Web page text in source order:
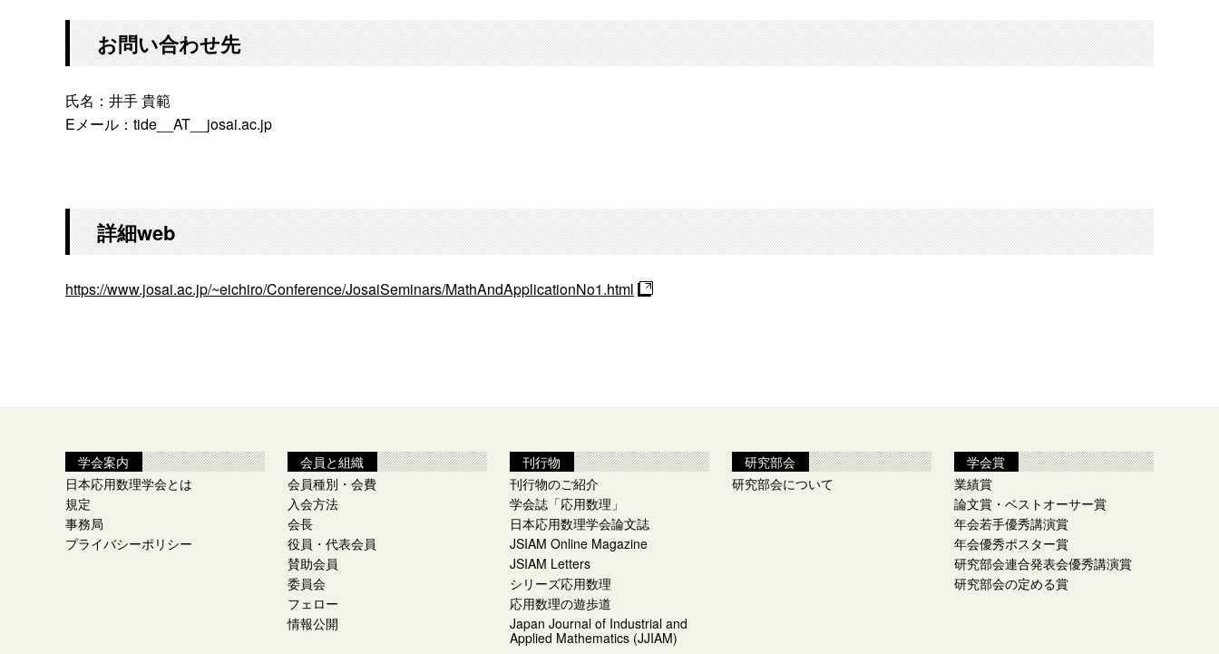
お問い合わせ先
氏名：井手 貴範
Eメール：tide__AT__josai.ac.jp
詳細web
https://www.josai.ac.jp/~eichiro/Conference/JosaiSeminars/MathAndApplicationNo1.html
学会案内
日本応用数理学会とは
規定
事務局
プライバシーポリシー
会員と組織
会員種別・会費
入会方法
会長
役員・代表会員
賛助会員
委員会
フェロー
情報公開
刊行物
刊行物のご紹介
学会誌「応用数理」
日本応用数理学会論文誌
JSIAM Online Magazine
JSIAM Letters
シリーズ応用数理
応用数理の遊歩道
Japan Journal of Industrial and
Applied Mathematics (JJIAM)
研究部会
研究部会について
学会賞
業績賞
論文賞・ベストオーサー賞
年会若手優秀講演賞
年会優秀ポスター賞
研究部会連合発表会優秀講演賞
研究部会の定める賞